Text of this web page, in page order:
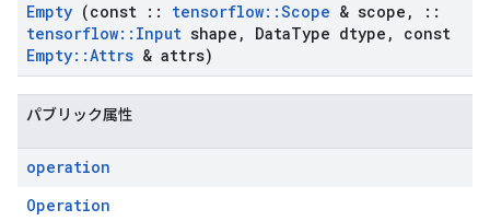
Empty (const :: tensorflow::Scope & scope ,
::
tensorflow:: Input shape , DataType dtype ,
const
Empty::Attrs & attrs)
パブリック属性
operation
Operation